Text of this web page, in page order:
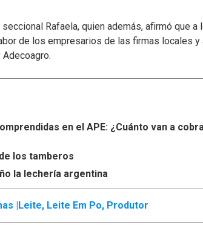
Rafaela, quien además, afirmó que a
de los empresarios de las firmas locales
en el APE: ¿Cuánto van a
los tamberos
la lechería argentina
| Leite, Leite Em Po, Produtor